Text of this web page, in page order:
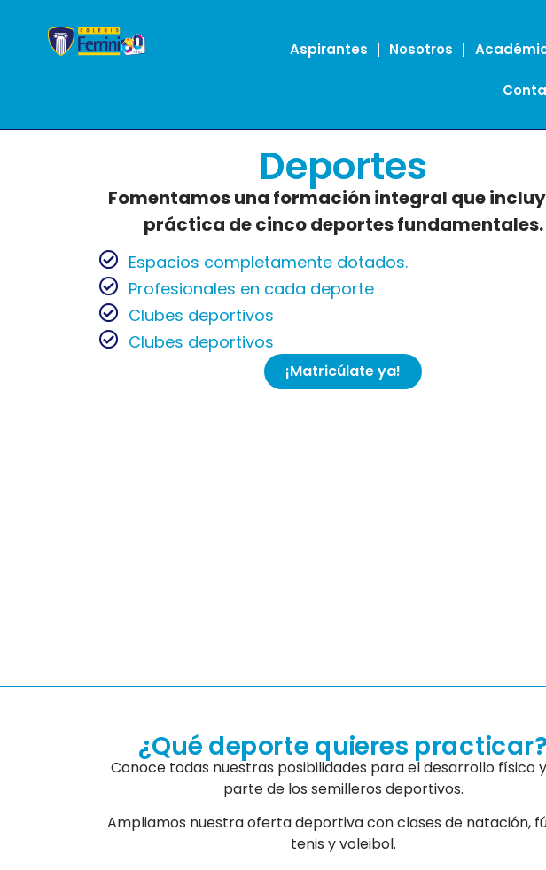
Aspirantes Nosotros
Deportes
Fomentamos una formación integral que
práctica de cinco deportes fundamentales.
Espacios completamente dotados.
Profesionales en cada deporte
Clubes deportivos
Clubes deportivos
¡Matricúlate ya!
¿Qué deporte quieres practicar?
Conoce todas nuestras posibilidades para el desarrollo físico
parte de los semilleros deportivos.
Ampliamos nuestra oferta deportiva con clases de natación,
tenis y voleibol.